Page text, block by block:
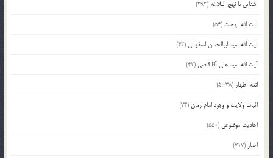
آشنایی با نهج البلاغه (392)
آیت الله بهجت (54)
آیت الله سید ابوالحسن اصفهانی (43)
آیت الله سید علی آقا قاضی (42)
ائمه اطهار (5,038)
اثبات ولایت و وجود امام زمان(73)
احادیث موضوعی (550)
اخبار (717)